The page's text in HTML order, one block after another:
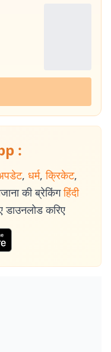
:
, धर्म, क्रिकेट,
की ब्रेकिंग हिंदी
करिए